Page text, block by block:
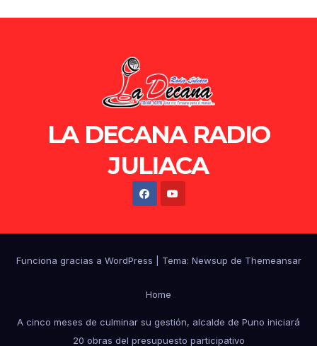
LA DECANA RADIO
JULIACA
Funciona gracias a WordPress Tema: Newsup de Themeansar
Home
A cinco meses de culminar su gestión, alcalde de Puno iniciará
20 obras del presupuesto participativo